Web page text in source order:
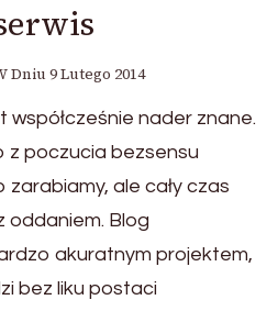
Dniu 9 Lutego 2014
współcześnie nader znane.
z poczucia bezsensu
ale cały czas
oddaniem. Blog
akuratnym projektem,
bez liku postaci